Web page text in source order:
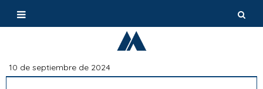
10 de septiembre de 2024